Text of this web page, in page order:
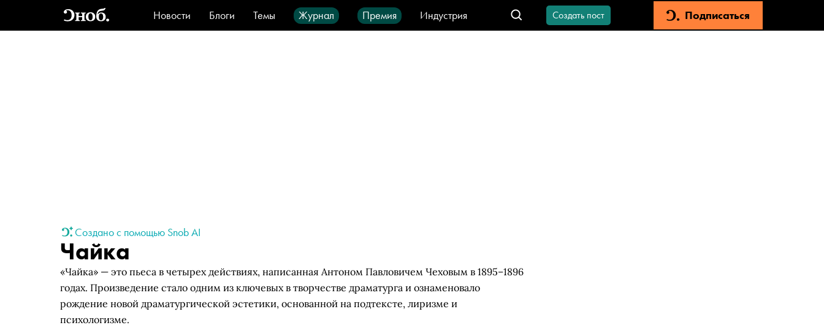
Новости Блоги Темы Журнал Премия
Индустрия
Стиль
Видео Город IT-продукты
Создать пост Подписаться
Создано с помощью Snob AI
Чайка
«Чайка» — это пьеса в четырех действиях, написанная Антоном Павловичем Чеховым в 1895–1896
годах. Произведение стало одним из ключевых в творчестве драматурга и ознаменовало
рождение новой драматургической эстетики, основанной на подтексте, лиризме и
психологизме.